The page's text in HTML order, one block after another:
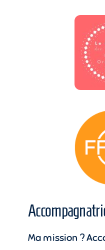
Ma mission ?